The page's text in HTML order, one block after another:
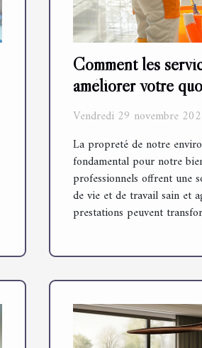
Comment les
améliorer votre
Vendredi 29 novembre
La propreté de notre
fondamental pour notre
professionnels offrent une
de vie et de travail sain et
prestations peuvent